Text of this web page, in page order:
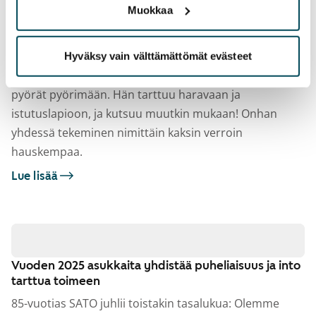
Muokkaa
Hyväksy vain välttämättömät evästeet
Petri on kotitalonsa talkoodynamo, jolle yhdessä
tekeminen on sydämen asia
Petri on niitä tyyppejä, joka ei aikaile vaan pistää
pyörät pyörimään. Hän tarttuu haravaan ja
istutuslapioon, ja kutsuu muutkin mukaan! Onhan
yhdessä tekeminen nimittäin kaksin verroin
hauskempaa.
Lue lisää
Vuoden 2025 asukkaita yhdistää puheliaisuus ja into
tarttua toimeen
85-vuotias SATO juhlii toistakin tasalukua: Olemme